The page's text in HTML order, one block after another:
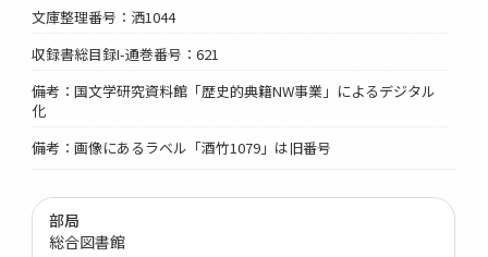
文庫整理番号：洒1044
収録書総目録I-通巻番号：621
備考：国文学研究資料館「歴史的典籍NW事業」によるデジタル
化
備考：画像にあるラベル「酒竹1079」は旧番号
部局
総合図書館